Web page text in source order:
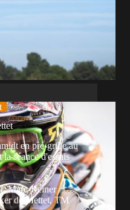
en pré-grille au
séance d'essais
,Marc-Reiner
de Mettet,TM